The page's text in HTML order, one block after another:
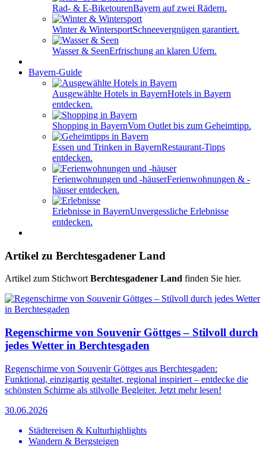
Rad- & E-BiketourenBayern auf zwei Rädern.
Winter & WintersportSchneevergnügen garantiert.
Wasser & SeenErfrischung an klaren Ufern.
Bayern-Guide
Ausgewählte Hotels in BayernHotels in Bayern
entdecken.
Shopping in BayernVom Outlet bis zum Geheimtipp.
Essen und Trinken in BayernRestaurant-Tipps
entdecken.
Ferienwohnungen und -häuserFerienwohnungen & -
häuser entdecken.
Erlebnisse in BayernUnvergessliche Erlebnisse
entdecken.
Artikel zu Berchtesgadener Land
Artikel zum StichwortBerchtesgadener Land finden Sie hier.
Regenschirme von Souvenir Göttges – Stilvoll durch
jedes Wetter in Berchtesgaden
Regenschirme von Souvenir Göttges aus Berchtesgaden:
Funktional, einzigartig gestaltet, regional inspiriert – entdecke die
schönsten Schirme als stilvolle Begleiter. Jetzt mehr lesen!
30.06.2026
Städtereisen & Kulturhighlights
Wandern & Bergsteigen